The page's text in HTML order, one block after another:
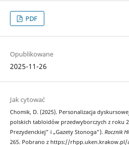
PDF
Opublikowane
2025-11-26
Jak cytować
Chomik, D. (2025). Personalizacja
polskich tabloidów przedwyborczych z roku
Prezydenckiej” i „Gazety Stonoga”). Rocznik
265. Pobrano z https://